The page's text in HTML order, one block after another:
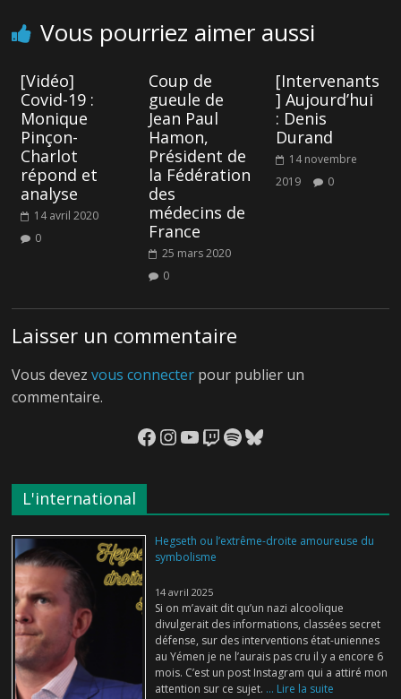
Vous pourriez aimer aussi
[Vidéo]
Covid-19 :
Monique
Pinçon-
Charlot
répond et
analyse
14 avril 2020
0
Coup de
gueule de
Jean Paul
Hamon,
Président de
la Fédération
des
médecins de
France
25 mars 2020
0
[Intervenants
] Aujourd’hui
: Denis
Durand
14 novembre
2019
0
Laisser un commentaire
Vous devezvous connecter pour publier un
commentaire.
Facebook
Instagram
YouTube
Twitch
Spotify
Bluesky
L'international
Hegseth ou l’extrême-droite amoureuse du
symbolisme
14 avril 2025
Si on m’avait dit qu’un nazi alcoolique
divulgerait des informations, classées secret
défense, sur des interventions état-uniennes
au Yémen je ne l’aurais pas cru il y a encore 6
mois. C’est un post Instagram qui a attiré mon
attention sur ce sujet. ... Lire la suite